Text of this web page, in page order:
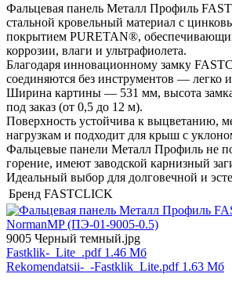
Фальцевая панель Металл Профиль
стальной кровельный материал с
покрытием PURETAN®,
коррозии, влаги и ультрафиолета.
Благодаря инновационному замку
соединяются без инструментов — легко
Ширина картины — 531 мм, высота
под заказ (от 0,5 до 12 м).
Поверхность устойчива к выцветанию,
нагрузкам и подходит для крыш с
Фальцевые панели Металл Профиль не
горение, имеют заводской карнизный
Идеальный выбор для долговечной и
Бренд FASTCLICK
9005 Черный темный.jpg
Fastklik-_Lite_.pdf 1.46 Мб
Rekomendatsii-_-Fastklik_Lite.pdf 1.63 Мб